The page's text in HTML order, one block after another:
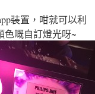
裝置，咁就可以利
色嘅自訂燈光呀~